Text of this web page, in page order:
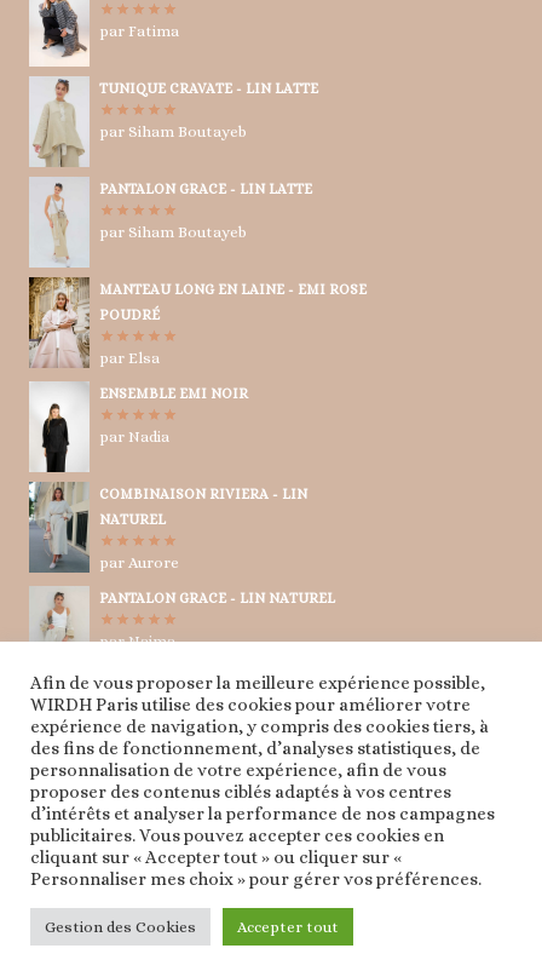
Note5sur
par Fatima
TUNIQUE CRAVATE - LIN LATTE
Note5sur
par Siham Boutayeb
PANTALON GRACE - LIN LATTE
Note5sur
par Siham Boutayeb
MANTEAU LONG EN LAINE - EMI ROSE
POUDRÉ
Note5sur
par Elsa
ENSEMBLE EMI NOIR
Note5sur
par Nadia
COMBINAISON RIVIERA - LIN
NATUREL
Note5sur
par Aurore
PANTALON GRACE - LIN NATUREL
Note5sur
par Naima
TUNIQUE CRAVATE - LIN NATUREL
Note 5sur
5
par Naima
© 2026 WIRDH PARIS
Afin de vous proposer la meilleure expérience possible,
WIRDH Paris utilise des cookies pour améliorer votre
expérience de navigation, y compris des cookies tiers, à
des fins de fonctionnement, d’analyses statistiques, de
personnalisation de votre expérience, afin de vous
proposer des contenus ciblés adaptés à vos centres
d’intérêts et analyser la performance de nos campagnes
publicitaires. Vous pouvez accepter ces cookies en
cliquant sur « Accepter tout » ou cliquer sur «
Personnaliser mes choix » pour gérer vos préférences.
Gestion des Cookies Accepter tout